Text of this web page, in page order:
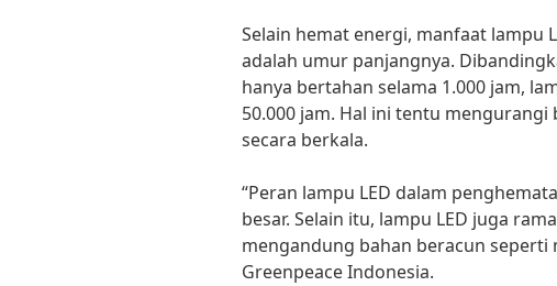
Selain hemat energi, manfaat lampu
adalah umur panjangnya.
hanya bertahan selama 1.000 jam,
50.000 jam. Hal ini tentu
secara berkala.
“Peran lampu LED dalam
besar. Selain itu, lampu LED juga
mengandung bahan beracun seperti
Greenpeace Indonesia.